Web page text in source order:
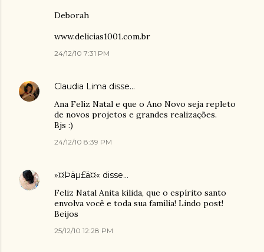
Deborah
www.delicias1001.com.br
24/12/10 7:31 PM
Claudia Lima disse…
Ana Feliz Natal e que o Ano Novo seja repleto
de novos projetos e grandes realizações.
Bjs :)
24/12/10 8:39 PM
»¤Þäµ£ä¤« disse…
Feliz Natal Anita kilida, que o espírito santo
envolva você e toda sua família! Lindo post!
Beijos
25/12/10 12:28 PM